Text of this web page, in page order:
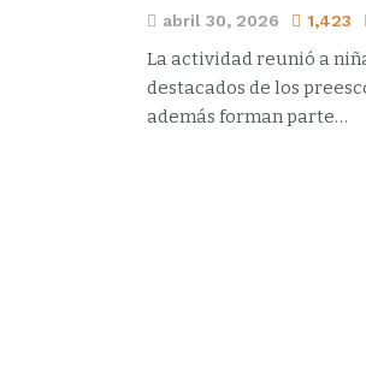
abril 30, 2026 1,423
La actividad reunió a
destacados de los
además forman parte…